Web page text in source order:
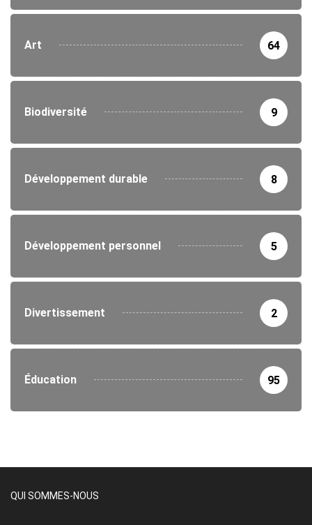
Art 64
Biodiversité 9
Développement durable 8
Développement personnel 5
Divertissement 2
Éducation 95
QUI SOMMES-NOUS